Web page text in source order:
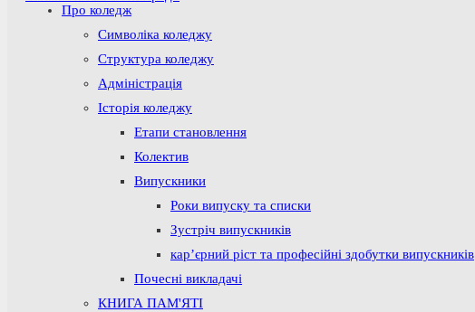
Про коледж
Символіка коледжу
Структура коледжу
Адміністрація
Історія коледжу
Етапи становлення
Колектив
Випускники
Роки випуску та списки
Зустріч випускників
кар’єрний ріст та професійні здобутки випускників
Почесні викладачі
КНИГА ПАМ'ЯТІ